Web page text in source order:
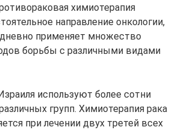
химиотерапия
направление онкологии,
применяет множество
борьбы с различными видами
используют более сотни
групп. Химиотерапия рака
при лечении двух третей всех